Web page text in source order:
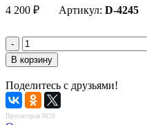
4 200 ₽ Артикул: D-4245
Поделитесь с друзьями!
Просмотров 3620